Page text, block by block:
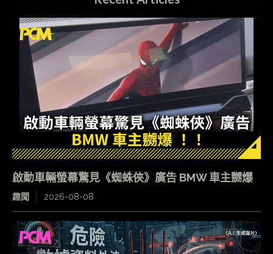
啟動車輛螢幕驚見《蜘蛛俠》廣告 BMW 車主嬲爆
趣聞 2026-08-08